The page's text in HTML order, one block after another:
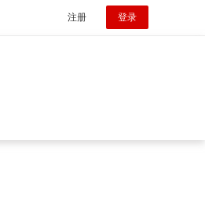
注册 登录